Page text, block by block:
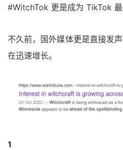
#WitchTok 更是成为 TikTok 最
不久前，国外媒体更是直接发
在迅速增长。
1